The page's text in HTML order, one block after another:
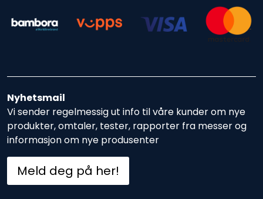
Nyhetsmail
Vi sender regelmessig ut info til våre kunder om nye
produkter, omtaler, tester, rapporter fra messer og
informasjon om nye produsenter
Meld deg på her!